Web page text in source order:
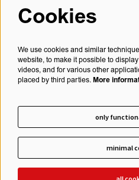
Cookies
We use cookies and similar
website, to make it possible to
videos, and for various other
placed by third parties. More
only
minimal